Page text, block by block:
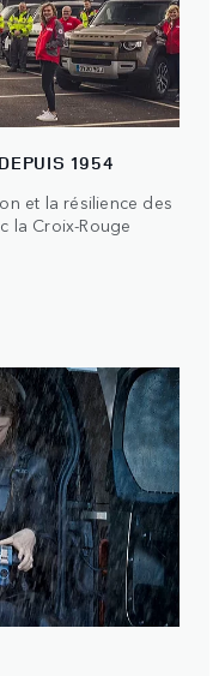
1954
et la résilience des
la Croix-Rouge